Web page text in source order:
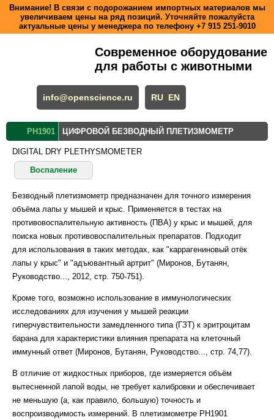
Внимание! В связи с подорожанием импортных материалов мы
увеличиваем цены на ряд позиций. Уточняйте пожалуйста
актуальные цены у менеджера по телефону +7 915 251-9010
Современное оборудование
для работы с животными
info@openscience.ru RU EN
PH1901 ЦИФРОВОЙ БЕЗВОДНЫЙ ПЛЕТИЗМОМЕТР
DIGITAL DRY PLETHYSMOMETER
Воспаление
Безводный плетизмометр предназначен для точного измерения
объёма лапы у мышей и крыс. Применяется в тестах на
противовоспалительную активность (ПВА) у крыс и мышей, для
поиска новых противовоспалительных препаратов. Подходит
для использования в таких методах, как "каррагениновый отёк
лапы у крыс" и "адъювантный артрит" (Миронов, Бутанян,
Руководство..., 2012, стр. 750-751).
Кроме того, возможно использование в иммунологических
исследованиях для изучения у мышей реакции
гиперчувствительности замедленного типа (ГЗТ) к эритроцитам
барана для характеристики влияния препарата на клеточный
иммунный ответ (Миронов, Бутанян, Руководство..., стр. 74,77).
В отличие от жидкостных приборов, где измеряется объём
вытесненной лапой воды, не требует калибровки и обеспечивает
не меньшую (а, как правило, большую) точность и
воспроизводимость измерений. В плетизмометре PH1901